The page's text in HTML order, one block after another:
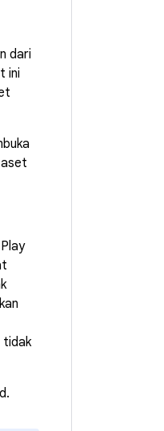
dari
ini
tidak